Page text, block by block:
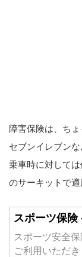
障害保険は、ちょ
セブンイレブン
乗車時に対して
のサーキットで適
スポーツ保険
スポーツ安全
ご利用いただ